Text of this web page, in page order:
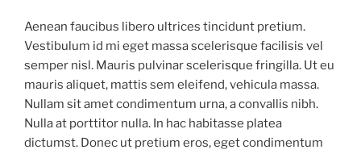
Aenean faucibus libero ultrices tincidunt pretium.
Vestibulum id mi eget massa scelerisque facilisis vel
semper nisl. Mauris pulvinar scelerisque fringilla. Ut eu
mauris aliquet, mattis sem eleifend, vehicula massa.
Nullam sit amet condimentum urna, a convallis nibh.
Nulla at porttitor nulla. In hac habitasse platea
dictumst. Donec ut pretium eros, eget condimentum